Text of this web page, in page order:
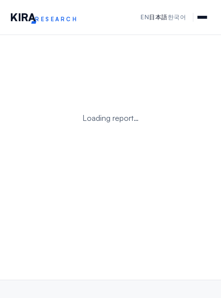
KIRARESEARCH EN 日本語한국어
Loading report…